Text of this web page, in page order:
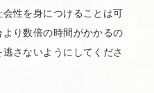
性を身につけることは可
り数倍の時間がかかるの
さないようにしてくださ